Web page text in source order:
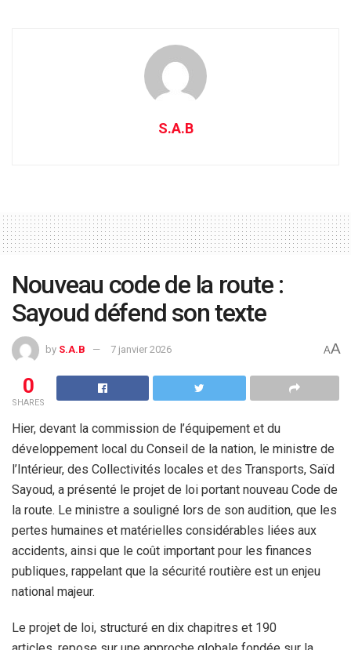
S.A.B
Nouveau code de la route :
Sayoud défend son texte
by S.A.B 7 janvier 2026 AA
0
SHARES
Hier, devant la commission de l’équipement et du
développement local du Conseil de la nation, le ministre de
l’Intérieur, des Collectivités locales et des Transports, Saïd
Sayoud, a présenté le projet de loi portant nouveau Code de
la route. Le ministre a souligné lors de son audition, que les
pertes humaines et matérielles considérables liées aux
accidents, ainsi que le coût important pour les finances
publiques, rappelant que la sécurité routière est un enjeu
national majeur.
Le projet de loi, structuré en dix chapitres et 190